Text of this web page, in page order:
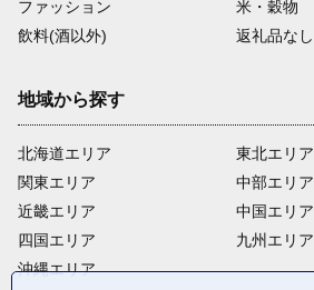
ファッション
米・穀物
飲料(酒以外)
返礼品なし
地域から探す
北海道エリア
関東エリア
近畿エリア
四国エリア
沖縄エリア
東北エリア
中部エリア
中国エリア
九州エリア